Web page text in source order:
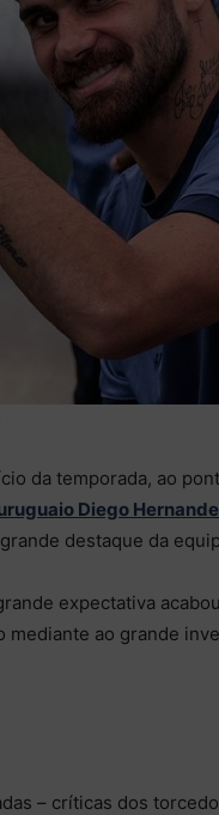
da temporada, ao
Diego
destaque da
expectativa
ao grande
– críticas dos